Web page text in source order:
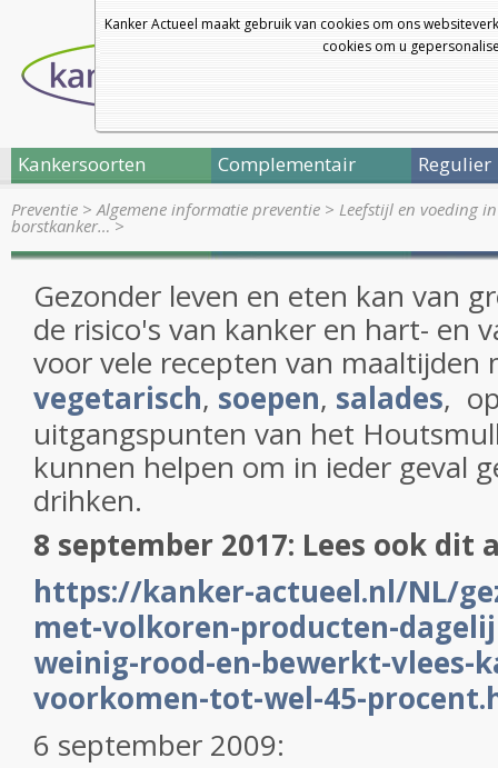
Kanker Actueel maakt gebruik van cookies om ons
cookies om u
Kankersoorten Complementair Regulier
Preventie >Algemene informatie preventie > Leefstijl en voeding
borstkanker…>
Gezonder leven en eten kan van
de risico's van kanker en hart- en
voor vele recepten van
vegetarisch, soepen, salades,
uitgangspunten van het
kunnen helpen om in ieder geval
drihken.
8 september 2017: Lees ook
https://kanker-actueel.nl/NL/
met-volkoren-producten-
weinig-rood-en-bewerkt-vlees-
voorkomen-tot-wel-45-
6 september 2009: